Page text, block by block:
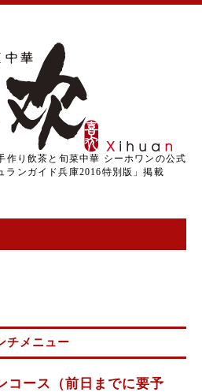
作り飲茶と旬菜中華 シーホワンの公式
ランガイド兵庫2016特別版」掲載
チメニュー
コース（前日までに要予